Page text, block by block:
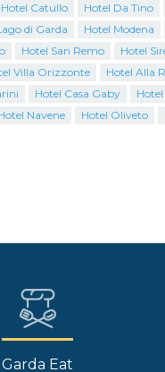
Hotel Catullo Hotel Da Tino
di Garda Hotel Modena
Hotel San Remo Hotel
Villa Orizzonte Hotel Alla
Hotel Casa Gaby
Navene Hotel Oliveto
Garda Eat